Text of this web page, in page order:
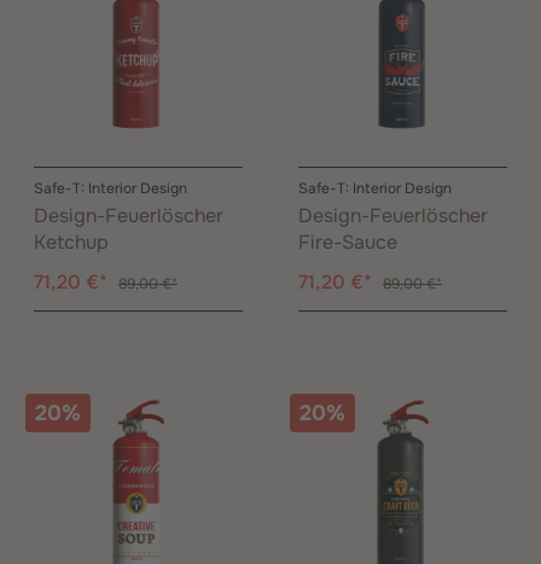
Safe-T: Interior Design
Design-Feuerlöscher
Ketchup
71,20 €*
89,00 €*
Safe-T: Interior Design
Design-Feuerlöscher
Fire-Sauce
71,20 €*
89,00 €*
20% 20%